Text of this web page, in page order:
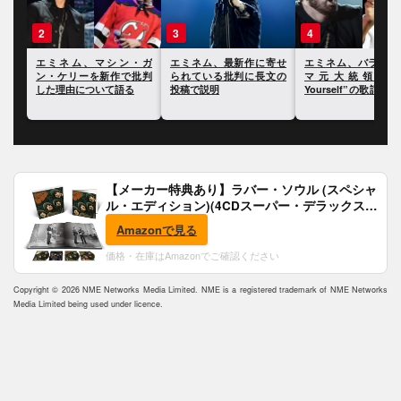
3
エミネム、最新作に寄せ
られている批判に長文の
投稿で説明
4
エミネム、バラク・オバ
マ元大統領が“Lose
Yourself”の歌詞を読み上
5
エミネム、「silver
を踏める言葉はな
う説に挑戦
【メーカー特典あり】ラバー・ソウル (スペシャ
ル・エディション)(4CDスーパー・デラックス)
(完全生産限定盤)(SHM-CD)(特典:B2ポスター付)
Amazonで見る
価格・在庫はAmazonでご確認ください
Copyright © 2026 NME Networks Media Limited. NME is a registered trademark of NME Networks
Media Limited being used under licence.